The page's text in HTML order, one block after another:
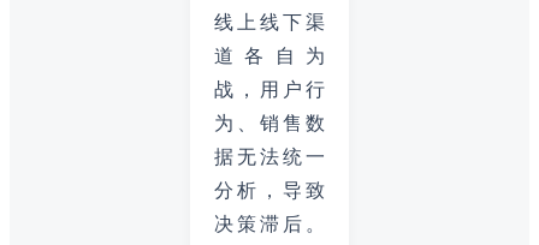
线上线下渠
道各自为
战，用户行
为、销售数
据无法统一
分析，导致
决策滞后。